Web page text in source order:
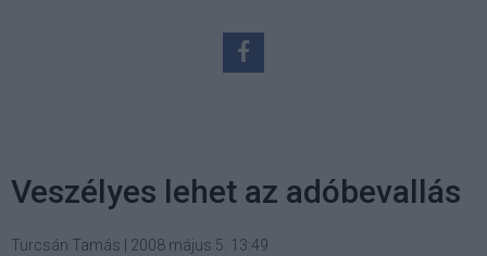
Veszélyes lehet az adóbevallás
Turcsán Tamás 2008 május 5. 13:49